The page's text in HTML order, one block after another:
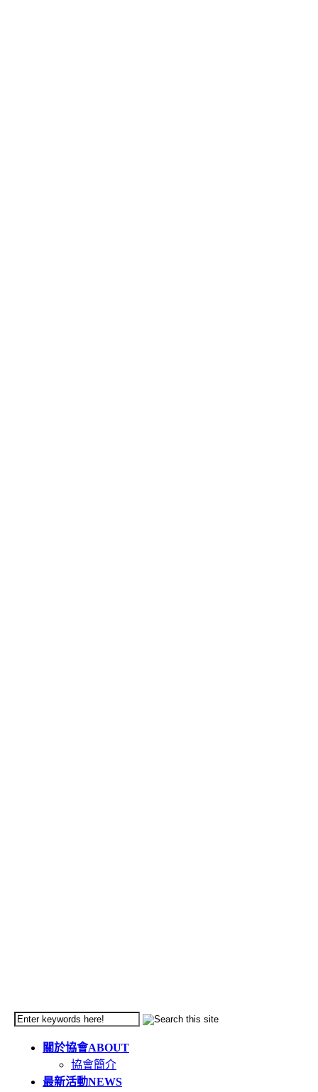
關於協會ABOUT
協會簡介
最新活動NEWS